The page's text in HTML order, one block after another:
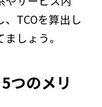
TCOを算出し
しょう。
5つのメリ